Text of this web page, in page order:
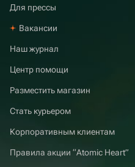
Для прессы
Вакансии
Наш журнал
Центр помощи
Разместить магазин
Стать курьером
Корпоративным клиентам
Правила акции “Atomic Heart”